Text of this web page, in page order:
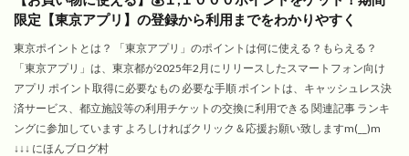
限定【東京アプリ】の登録から利用までをわかりやすく
東京ポイントとは？ 「東京アプリ」のポイントは何に使える？もらえる？
「東京アプリ」は、東京都が2025年2月にリリースしたスマートフォン向け
アプリ ポイント取得に必要なもの 必要な手順 ポイントは、キャッシュレス決
済サービス、都立施設等の利用チケットの交換に利用できる 関連記事 ランキ
ングに参加しています よろしければクリック＆応援お願い致しますm(__)m
↓↓↓ にほんブログ村